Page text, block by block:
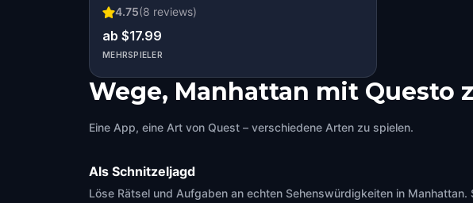
4.75(8 reviews)
ab $17.99
MEHRSPIELER
Wege, Manhattan mit Questo
Eine App, eine Art von Quest – verschiedene Arten zu spielen.
Als Schnitzeljagd
Löse Rätsel und Aufgaben an echten Sehenswürdigkeiten in